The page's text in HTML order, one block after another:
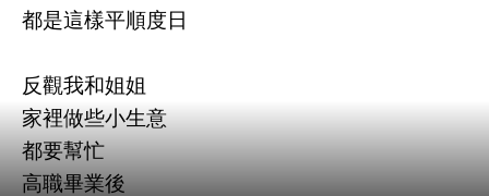
都是這樣平順度日
反觀我和姐姐
家裡做些小生意
都要幫忙
高職畢業後